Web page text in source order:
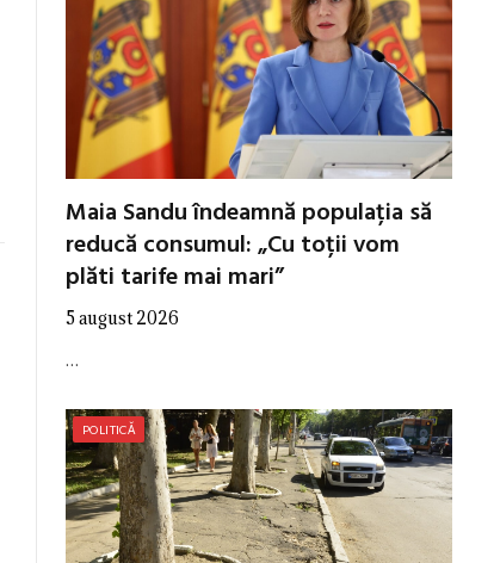
Maia Sandu îndeamnă populația să
reducă consumul: „Cu toții vom
plăti tarife mai mari”
5 august 2026
…
POLITICĂ